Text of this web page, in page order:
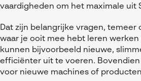
vaardigheden om het maximale uit
Dat zijn belangrijke vragen, temeer
waar je ooit mee hebt leren
kunnen bijvoorbeeld nieuwe,
efficiënter uit te voeren.
voor nieuwe machines of